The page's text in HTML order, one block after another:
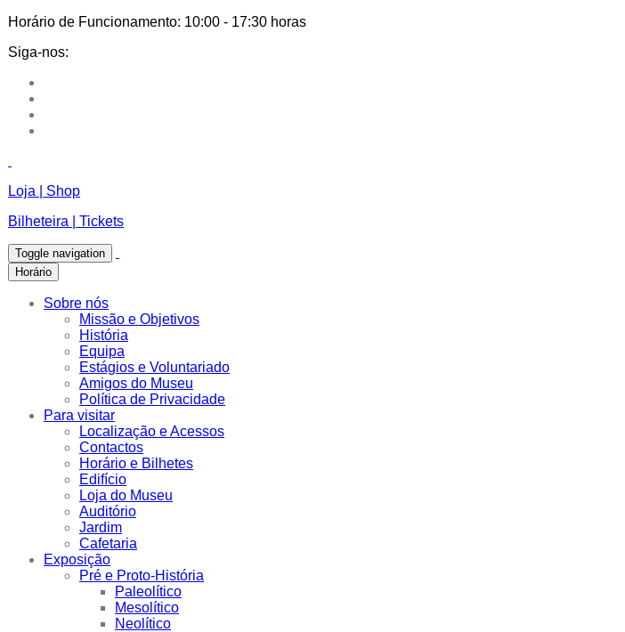
Horário de Funcionamento: 10:00 - 17:30 horas
Siga-nos:
Loja | Shop
Bilheteira | Tickets
Toggle navigation
Horário
Sobre nós
Missão e Objetivos
História
Equipa
Estágios e Voluntariado
Amigos do Museu
Política de Privacidade
Para visitar
Localização e Acessos
Contactos
Horário e Bilhetes
Edifício
Loja do Museu
Auditório
Jardim
Cafetaria
Exposição
Pré e Proto-História
Paleolítico
Mesolítico
Neolítico